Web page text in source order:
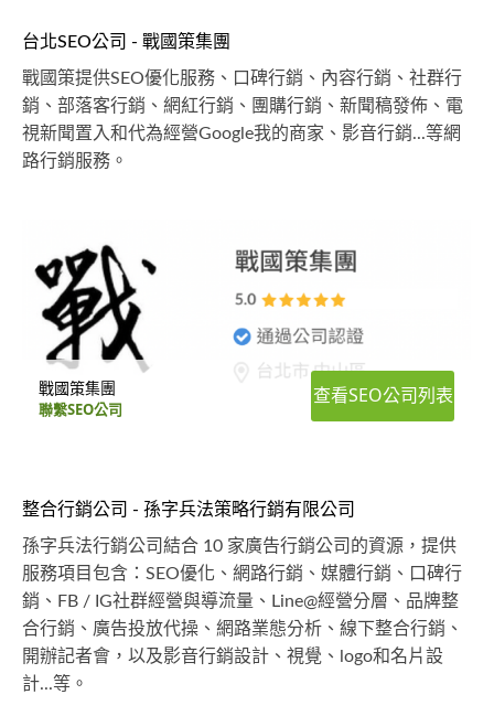
台北SEO公司 - 戰國策集團
戰國策提供SEO優化服務、口碑行銷、內容行銷、社群行
銷、部落客行銷、網紅行銷、團購行銷、新聞稿發佈、電
視新聞置入和代為經營Google我的商家、影音行銷...等網
路行銷服務。
戰國策集團
聯繫SEO公司
查看SEO公司列表
整合行銷公司 - 孫字兵法策略行銷有限公司
孫字兵法行銷公司結合 10 家廣告行銷公司的資源，提供
服務項目包含：SEO優化、網路行銷、媒體行銷、口碑行
銷、FB / IG社群經營與導流量、Line@經營分層、品牌整
合行銷、廣告投放代操、網路業態分析、線下整合行銷、
開辦記者會，以及影音行銷設計、視覺、logo和名片設
計...等。